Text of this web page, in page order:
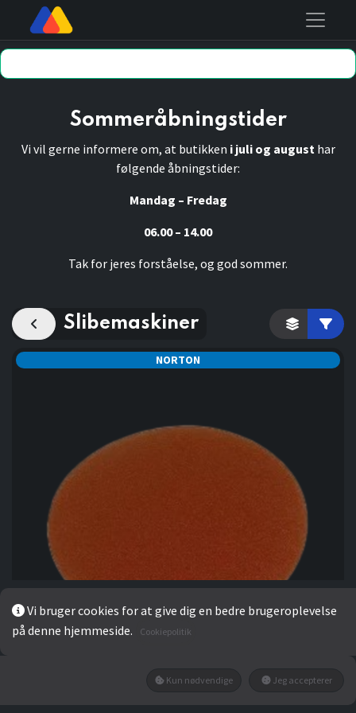
Sommeråbningstider
Vi vil gerne informere om, at butikken i juli og augusthar
følgende åbningstider:
Mandag – Fredag
06.00 – 14.00
Tak for jeres forståelse, og god sommer.
Slibemaskiner Kategori
NORTON
Vi bruger cookies for at give dig en bedre brugeroplevelse
på denne hjemmeside.
Cookiepolitik
Kun nødvendige Jeg accepterer